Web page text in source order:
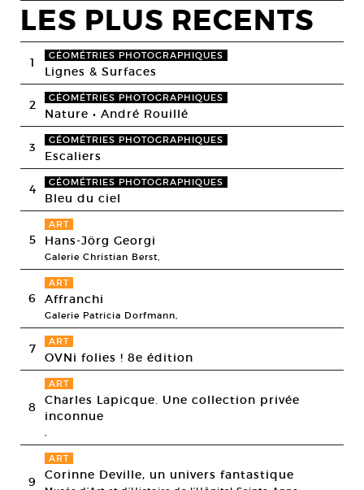
LES PLUS RECENTS
1 GÉOMÉTRIES PHOTOGRAPHIQUES
Lignes & Surfaces
2 GÉOMÉTRIES PHOTOGRAPHIQUES
Nature • André Rouillé
3 GÉOMÉTRIES PHOTOGRAPHIQUES
Escaliers
4 GÉOMÉTRIES PHOTOGRAPHIQUES
Bleu du ciel
5
ART
Hans-Jörg Georgi
Galerie Christian Berst,
6
ART
Affranchi
Galerie Patricia Dorfmann,
7 ART
OVNi folies ! 8e édition
8
ART
Charles Lapicque. Une collection privée
inconnue
,
9
ART
Corinne Deville, un univers fantastique